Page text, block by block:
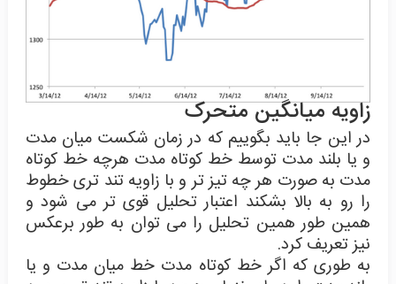
زاویه میانگین متحرک
در این جا باید بگوییم که در زمان شکست میان مدت
و یا بلند مدت توسط خط کوتاه مدت هرچه خط کوتاه
مدت به صورت هر چه تیز تر و با زاویه تند تری خطوط
را رو به بالا بشکند اعتبار تحلیل قوی تر می شود و
همین طور همین تحلیل را می توان به طور برعکس
نیز تعریف کرد.
به طوری که اگر خط کوتاه مدت خط میان مدت و یا